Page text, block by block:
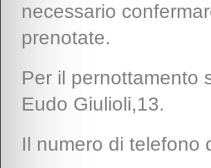
necessario
prenotate.
Per il pernottamento
Eudo Giulioli,13.
Il numero di telefono